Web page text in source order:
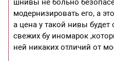
шнивы не больно
модернизировать его, а
а цена у такой нивы
свежих бу иномарок
ней никаких отличий от